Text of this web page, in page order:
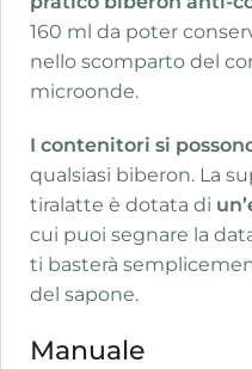
160 ml da poter
nello scomparto del
microonde.
I contenitori si
qualsiasi biberon. La
tiralatte è dotata di
cui puoi segnare la
ti basterà
del sapone.
Manuale